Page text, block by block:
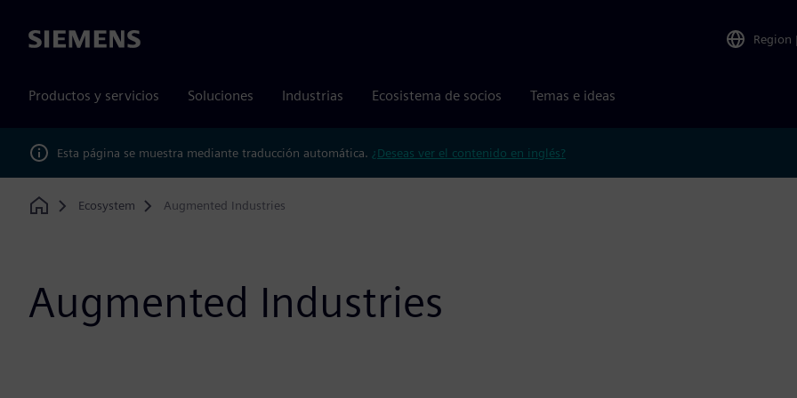
Siemens Region |
Productos y servicios Soluciones Industrias Ecosistema de socios Temas e ideas
Esta página se muestra mediante traducción automática. ¿Deseas ver el contenido en inglés?
Home
Ecosystem Augmented Industries
Augmented Industries